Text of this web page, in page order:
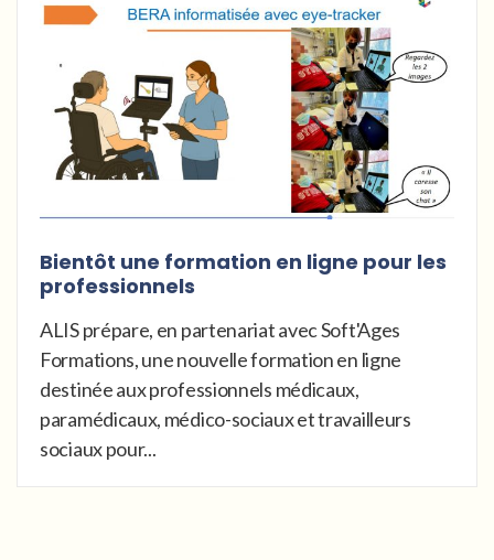
Bientôt une formation en ligne pour les
professionnels
ALIS prépare, en partenariat avec Soft'Ages
Formations, une nouvelle formation en ligne
destinée aux professionnels médicaux,
paramédicaux, médico-sociaux et travailleurs
sociaux pour...